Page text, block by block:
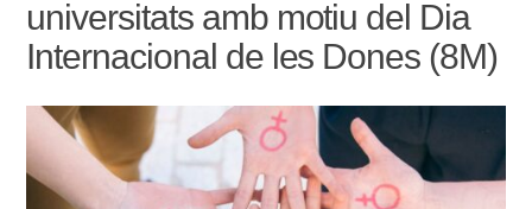
universitats amb motiu del Dia
Internacional de les Dones (8M)